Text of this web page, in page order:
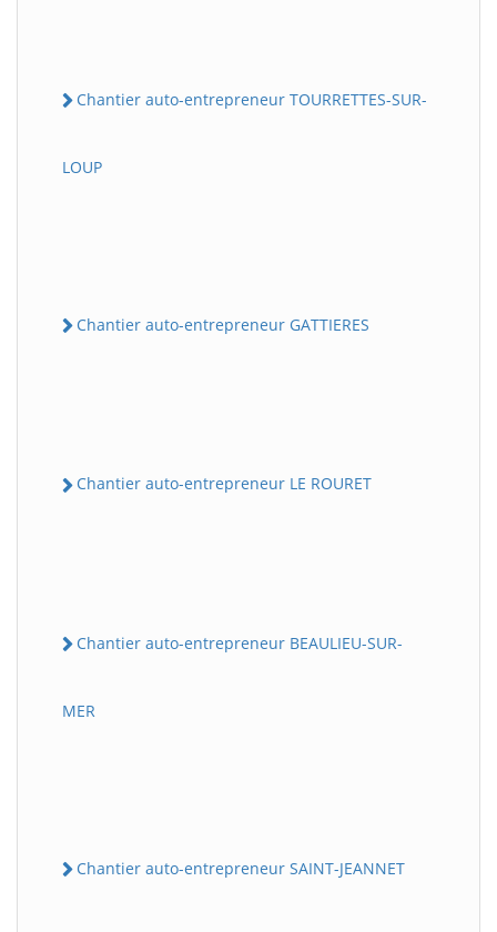
Chantier auto-entrepreneur TOURRETTES-SUR-
LOUP
Chantier auto-entrepreneur GATTIERES
Chantier auto-entrepreneur LE ROURET
Chantier auto-entrepreneur BEAULIEU-SUR-
MER
Chantier auto-entrepreneur SAINT-JEANNET